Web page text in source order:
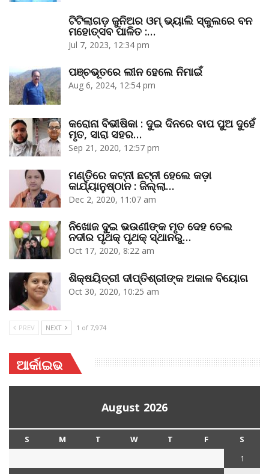
ଟିଟିଲାଗଡ଼ ଜୁନିଅର ଓମ୍‌ ଭ୍ୟାଲି ସ୍କୁଲରେ ବନ
ମହୋତ୍ସବ ପାଳିତ :…
Jul 7, 2023, 12:34 pm
ପଞ୍ଚଭୂତରେ ଲୀନ ହେଲେ ନିମାଇଁ
Aug 6, 2024, 12:54 pm
କରୋନା ବିଭୀଷିକା : ଦୁଇ ଦିନରେ ବାପ ପୁଅ ଦୁହେଁ
ମୃତ, ସାରା ସହର…
Sep 21, 2020, 12:57 pm
ମଣ୍ତିରେ କଟ୍‌ନୀ ଛଟ୍‌ନୀ ହେଲେ କଡ଼ା
କାର୍ଯ୍ୟାନୁଷ୍ଠାନ : ଜିଲ୍ଲା…
Dec 2, 2020, 11:07 am
ନିଖୋଜ ଦୁଇ ଭଉଣୀଙ୍କ ମୃତ ଦେହ ତେଲ
ନଦୀର ପୃଥକ୍‌ ପୃଥକ୍‌ ସ୍ଥାନରୁ…
Oct 17, 2020, 8:22 am
ଶିକ୍ଷୟିତ୍ରୀ ଦୀପ୍ତିଶ୍ରୀଙ୍କ ଅକାଳ ବିୟୋଗ
Oct 30, 2020, 10:25 am
PREV NEXT 1 of 7,974
ଆର୍କାଇଭ
August 2026
S M T W T F
S
1